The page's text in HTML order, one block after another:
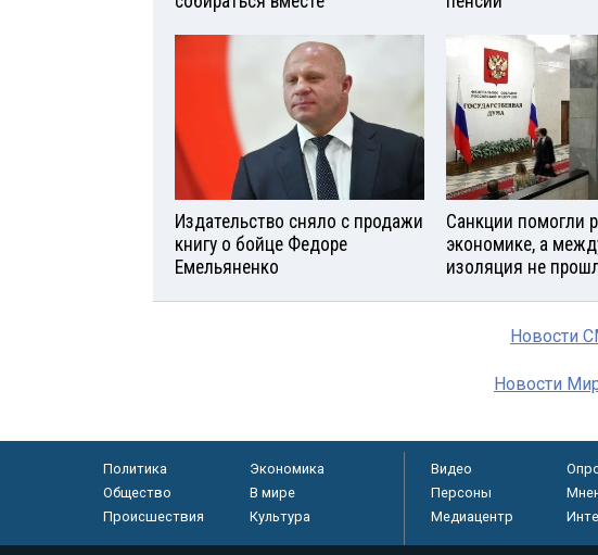
Издательство сняло с продажи
книгу о бойце Федоре
Емельяненко
Санкции помогли
экономике, а
изоляция не
Новости
Новости
Политика
Экономика
Общество
В мире
Происшествия
Культура
Видео
Персоны
Медиацентр